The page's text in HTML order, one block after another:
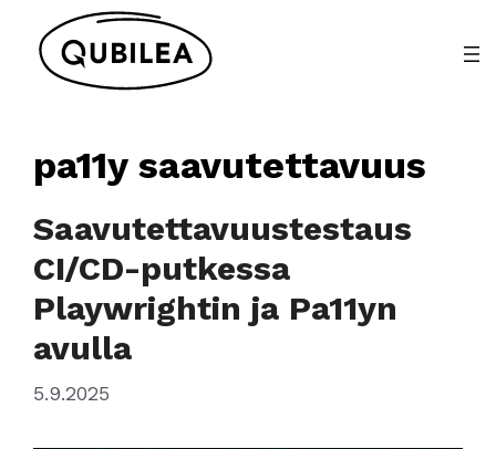
sisältöön
pa11y saavutettavuus
Saavutettavuustestaus
CI/CD-putkessa
Playwrightin ja Pa11yn
avulla
5.9.2025